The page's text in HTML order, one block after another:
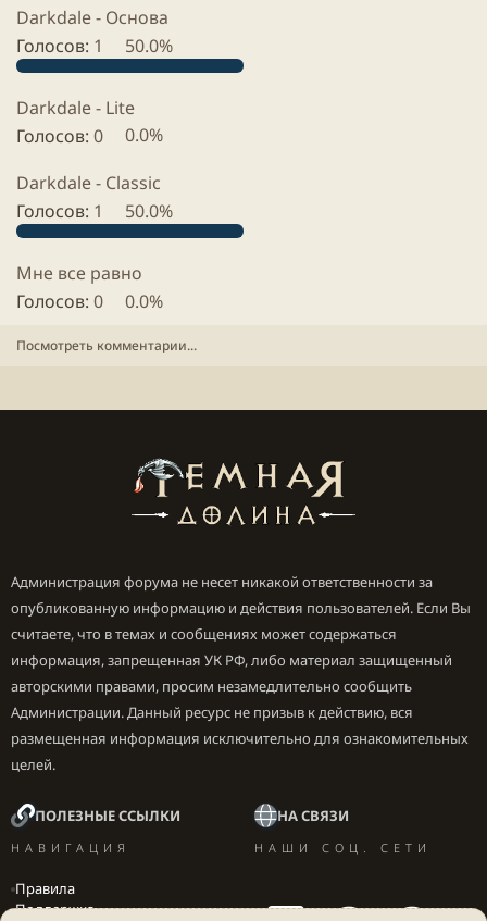
Darkdale - Основа
Голосов: 1 50.0%
Darkdale - Lite
Голосов: 0
0.0%
Darkdale - Classic
Голосов: 1 50.0%
Мне все равно
Голосов: 0 0.0%
Посмотреть комментарии...
Администрация форума не несет никакой ответственности за
опубликованную информацию и действия пользователей. Если Вы
считаете, что в темах и сообщениях может содержаться
информация, запрещенная УК РФ, либо материал защищенный
авторскими правами, просим незамедлительно сообщить
Администрации. Данный ресурс не призыв к действию, вся
размещенная информация исключительно для ознакомительных
целей.
ПОЛЕЗНЫЕ ССЫЛКИ
НАВИГАЦИЯ
Правила
Поддержка
НА СВЯЗИ
НАШИ СОЦ. СЕТИ